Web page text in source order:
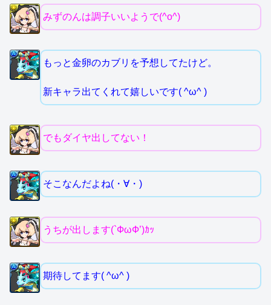
みずのんは調子いいようで(^o^)
もっと金卵のカブリを予想してたけど。
新キャラ出てくれて嬉しいです( ^ω^ )
でもダイヤ出してない！
そこなんだよね(・∀・)
うちが出します(`ФωФ’)ｶｯ
期待してます( ^ω^ )